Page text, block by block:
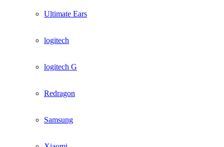
Ultimate Ears
logitech
logitech G
Redragon
Samsung